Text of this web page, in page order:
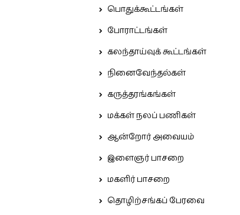
பொதுக்கூட்டங்கள்
போராட்டங்கள்
கலந்தாய்வுக் கூட்டங்கள்
நினைவேந்தல்கள்
கருத்தரங்கங்கள்
மக்கள் நலப் பணிகள்
ஆன்றோர் அவையம்
இளைஞர் பாசறை
மகளிர் பாசறை
தொழிற்சங்கப் பேரவை